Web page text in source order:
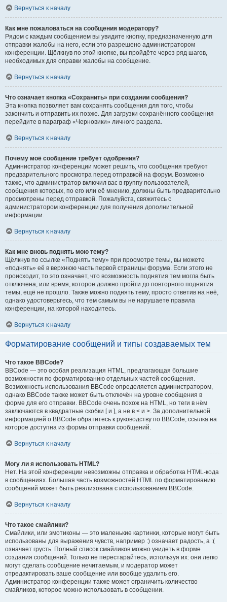
Вернуться к началу
Как мне пожаловаться на сообщения модератору?
Рядом с каждым сообщением вы увидите кнопку, предназначенную для
отправки жалобы на него, если это разрешено администратором
конференции. Щёлкнув по этой кнопке, вы пройдёте через ряд шагов,
необходимых для оправки жалобы на сообщение.
Вернуться к началу
Что означает кнопка «Сохранить» при создании сообщения?
Эта кнопка позволяет вам сохранять сообщения для того, чтобы
закончить и отправить их позже. Для загрузки сохранённого сообщения
перейдите в параграф «Черновики» личного раздела.
Вернуться к началу
Почему моё сообщение требует одобрения?
Администратор конференции может решить, что сообщения требуют
предварительного просмотра перед отправкой на форум. Возможно
также, что администратор включил вас в группу пользователей,
сообщения которых, по его или её мнению, должны быть предварительно
просмотрены перед отправкой. Пожалуйста, свяжитесь с
администратором конференции для получения дополнительной
информации.
Вернуться к началу
Как мне вновь поднять мою тему?
Щёлкнув по ссылке «Поднять тему» при просмотре темы, вы можете
«поднять» её в верхнюю часть первой страницы форума. Если этого не
происходит, то это означает, что возможность поднятия тем могла быть
отключена, или время, которое должно пройти до повторного поднятия
темы, ещё не прошло. Также можно поднять тему, просто ответив на неё,
однако удостоверьтесь, что тем самым вы не нарушаете правила
конференции, на которой находитесь.
Вернуться к началу
Форматирование сообщений и типы создаваемых тем
Что такое BBCode?
BBCode — это особая реализация HTML, предлагающая большие
возможности по форматированию отдельных частей сообщения.
Возможность использования BBCode определяется администратором,
однако BBCode также может быть отключён на уровне сообщения в
форме для его отправки. BBCode очень похож на HTML, но теги в нём
заключаются в квадратные скобки [ и ], а не в < и >. За дополнительной
информацией о BBCode обратитесь к руководству по BBCode, ссылка на
которое доступна из формы отправки сообщений.
Вернуться к началу
Могу ли я использовать HTML?
Нет. На этой конференции невозможны отправка и обработка HTML-кода
в сообщениях. Большая часть возможностей HTML по форматированию
сообщений может быть реализована с использованием BBCode.
Вернуться к началу
Что такое смайлики?
Смайлики, или эмотиконы — это маленькие картинки, которые могут быть
использованы для выражения чувств, например :) означает радость, а :(
означает грусть. Полный список смайликов можно увидеть в форме
создания сообщений. Только не перестарайтесь, используя их: они легко
могут сделать сообщение нечитаемым, и модератор может
отредактировать ваше сообщение или вообще удалить его.
Администратор конференции также может ограничить количество
смайликов, которое можно использовать в сообщении.